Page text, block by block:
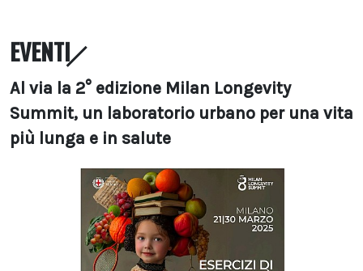
EVENTI
Al via la 2° edizione Milan Longevity
Summit, un laboratorio urbano per una vita
più lunga e in salute